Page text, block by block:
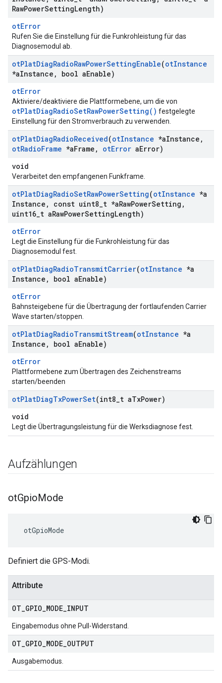
RawPowerSettingLength)
otError
Rufen Sie die Einstellung für die Funkrohleistung für das
Diagnosemodul ab.
otPlatDiagRadioRawPowerSettingEnable(otInstance
*aInstance , bool aEnable)
otError
Aktiviere/deaktiviere die Plattformebene, um die von
otPlatDiagRadioSetRawPowerSetting() festgelegte
Einstellung für den Stromverbrauch zu verwenden.
otPlatDiagRadioReceived(otInstance *aInstance ,
otRadioFrame *aFrame , otError aError)
void
Verarbeitet den empfangenen Funkframe.
otPlatDiagRadioSetRawPowerSetting(otInstance *a
Instance , const uint8 t *aRawPowerSetting ,
uint16 t aRawPowerSettingLength)
otError
Legt die Einstellung für die Funkrohleistung für das
Diagnosemodul fest.
otPlatDiagRadioTransmitCarrier(otInstance *a
Instance , bool aEnable)
otError
Bahnsteigebene für die Übertragung der fortlaufenden Carrier
Wave starten/stoppen.
otPlatDiagRadioTransmitStream(otInstance *a
Instance , bool aEnable)
otError
Plattformebene zum Übertragen des Zeichenstreams
starten/beenden
otPlatDiagTxPowerSet(int8 t aTxPower)
void
Legt die Übertragungsleistung für die Werksdiagnose fest.
Aufzählungen
otGpioMode
otGpioMode
Definiert die GPS-Modi.
Attribute
OT GPIO MODE INPUT
Eingabemodus ohne Pull-Widerstand.
OT GPIO MODE OUTPUT
Ausgabemodus.